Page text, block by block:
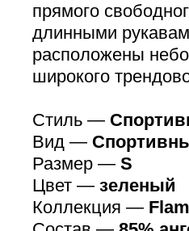
прямого
длинными
расположены
широкого
Стиль —
Вид —
Размер — S
Цвет — зеленый
Коллекция —